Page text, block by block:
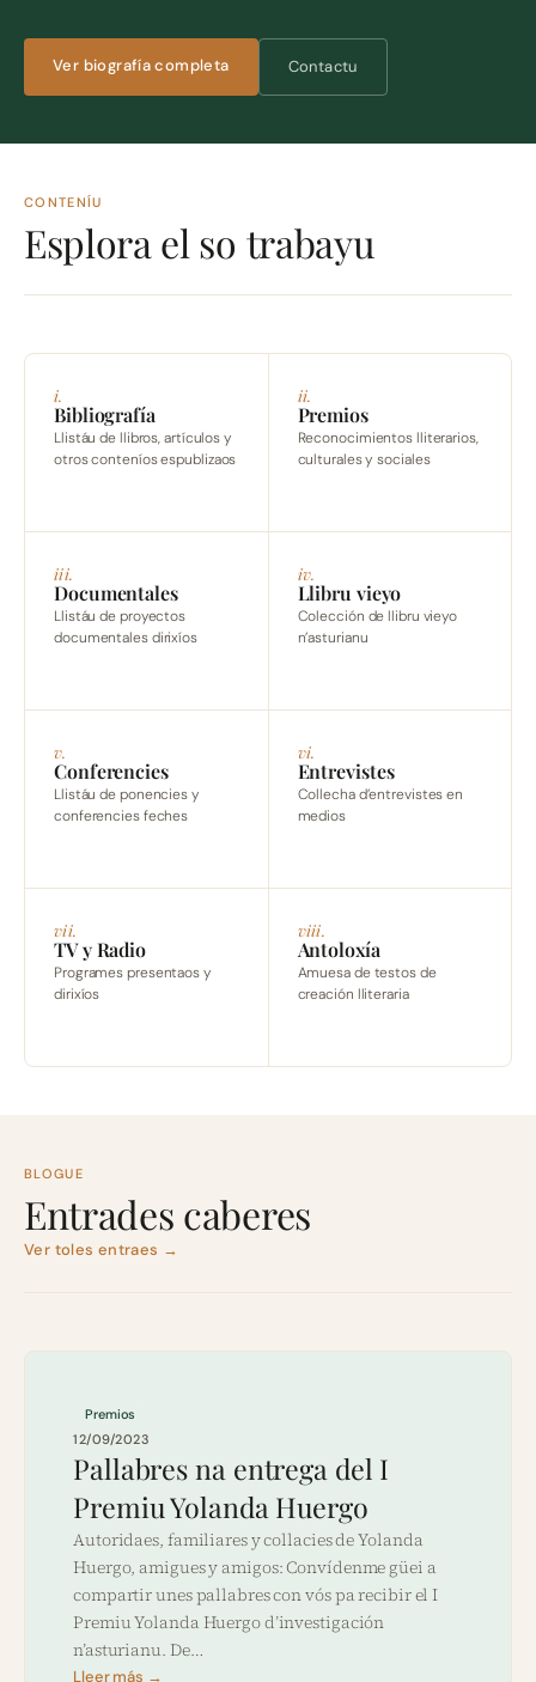
Ver biografía completa Contactu
CONTENÍU
Esplora el so trabayu
i.
Bibliografía
Llistáu de llibros, artículos y
otros conteníos espublizaos
ii.
Premios
Reconocimientos lliterarios,
culturales y sociales
iii.
Documentales
Llistáu de proyectos
documentales dirixíos
iv.
Llibru vieyo
Colección de llibru vieyo
n’asturianu
v.
Conferencies
Llistáu de ponencies y
conferencies feches
vi.
Entrevistes
Collecha d’entrevistes en
medios
vii.
TV y Radio
Programes presentaos y
dirixíos
viii.
Antoloxía
Amuesa de testos de
creación lliteraria
BLOGUE
Entrades caberes
Ver toles entraes →
Premios
12/09/2023
Pallabres na entrega del I
Premiu Yolanda Huergo
Autoridaes, familiares y collacies de Yolanda
Huergo, amigues y amigos: Convídenme güei a
compartir unes pallabres con vós pa recibir el I
Premiu Yolanda Huergo d’investigación
n’asturianu. De…
Lleer más →